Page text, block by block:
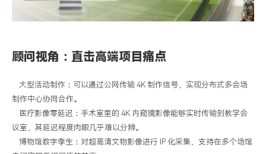
顾问视角：直击高端项目痛点
大型活动制作：可以通过公网传输 4K 制作信号，实现分布式多会场
制作中心协同合作。
医疗影像零延迟：手术室里的 4K 内窥镜影像能够实时传输到教学会
议室，其延迟程度肉眼几乎难以分辨。
博物馆数字孪生：对超高清文物影像进行 IP 化采集，支持在多个场馆